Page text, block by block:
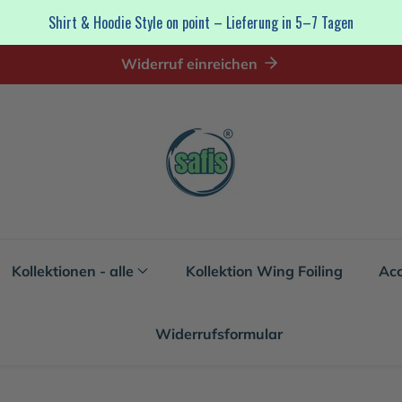
Shirt & Hoodie Style on point – Lieferung in 5–7 Tagen
Widerruf einreichen
Kollektionen - alle Kollektion Wing Foiling
Widerrufsformular